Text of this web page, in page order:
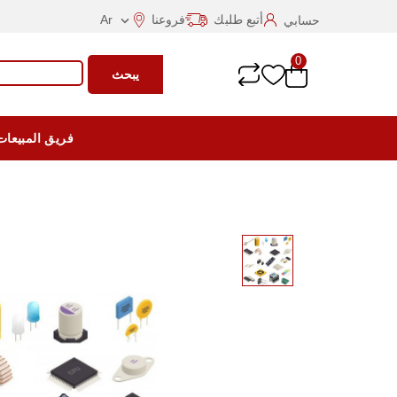
Ar  فروعنا أتبع طلبك حسابي
يبحث
0
فريق